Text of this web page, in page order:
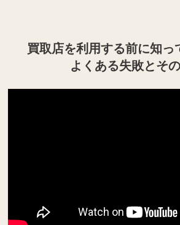
買取店を利用する前に知っ
よくある失敗とそ